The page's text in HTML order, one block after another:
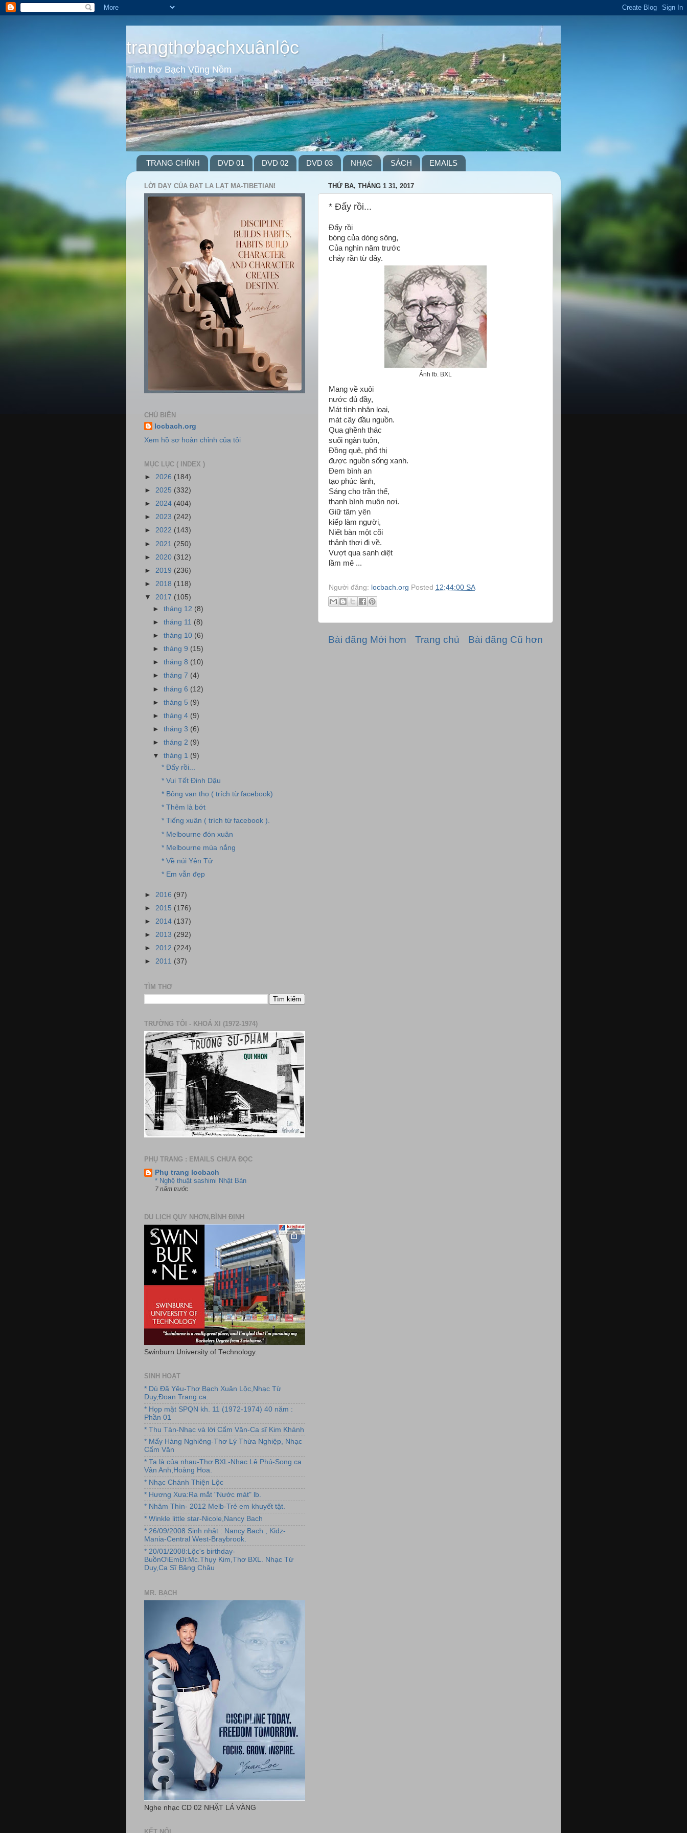
trangthơbạchxuânlộc
Tình thơ Bạch Vũng Nồm
TRANG CHÍNH DVD 01 DVD 02 DVD 03 NHẠC SÁCH EMAILS
THỨ BA, THÁNG 1 31, 2017
* Đấy rồi...
Đấy rồi
bóng của dòng sông,
Của nghìn năm trước
chảy rần từ đây.
Ảnh fb. BXL
Mang về xuôi
nước đủ đầy,
Mát tình nhân loại,
mát cây đầu nguồn.
Qua ghềnh thác
suối ngàn tuôn,
Đồng quê, phố thị
được nguồn sống xanh.
Đem bình an
tạo phúc lành,
Sáng cho trần thế,
thanh bình muôn nơi.
Giữ tâm yên
kiếp làm người,
Niết bàn một cõi
thảnh thơi đi về.
Vượt qua sanh diệt
lầm mê ...
Người đăng: locbach.org Posted 12:44:00 SA
Bài đăng Mới hơn Bài đăng Cũ hơn
Trang chủ
LỜI DẠY CỦA ĐẠT LA LẠT MA-TIBETIAN!
CHỦ BIÊN
locbach.org
Xem hồ sơ hoàn chỉnh của tôi
MỤC LỤC ( INDEX )
► 2026 (184)
► 2025 (332)
► 2024 (404)
► 2023 (242)
► 2022 (143)
► 2021 (250)
► 2020 (312)
► 2019 (236)
► 2018 (118)
▼ 2017 (105)
►tháng 12 (8)
►tháng 11 (8)
►tháng 10 (6)
►tháng 9 (15)
►tháng 8 (10)
►tháng 7 (4)
►tháng 6 (12)
►tháng 5 (9)
►tháng 4 (9)
►tháng 3 (6)
►tháng 2 (9)
▼tháng 1 (9)
* Đấy rồi...
* Vui Tết Đinh Dậu
* Bông vạn thọ ( trích từ facebook)
* Thêm là bớt
* Tiếng xuân ( trích từ facebook ).
* Melbourne đón xuân
* Melbourne mùa nắng
* Về núi Yên Tử
* Em vẫn đẹp
► 2016 (97)
► 2015 (176)
► 2014 (137)
► 2013 (292)
► 2012 (224)
► 2011 (37)
TÌM THƠ
TRƯỜNG TÔI - KHOÁ XI (1972-1974)
PHỤ TRANG : EMAILS CHƯA ĐỌC
Phụ trang locbach
* Nghệ thuật sashimi Nhật Bản
7 năm trước
DU LỊCH QUY NHƠN,BÌNH ĐỊNH
Swinburn University of Technology.
SINH HOẠT
* Dù Đã Yêu-Thơ Bạch Xuân Lộc,Nhạc Từ
Duy,Đoan Trang ca.
* Họp mặt SPQN kh. 11 (1972-1974) 40 năm :
Phần 01
* Thu Tàn-Nhạc và lời Cẩm Văn-Ca sĩ Kim Khánh
* Mấy Hàng Nghiêng-Thơ Lý Thừa Nghiệp, Nhạc
Cẩm Văn
* Ta là của nhau-Thơ BXL-Nhạc Lê Phú-Song ca
Vân Anh,Hoàng Hoa.
* Nhạc Chánh Thiện Lộc
* Hương Xưa:Ra mắt "Nước mát" lb.
* Nhâm Thìn- 2012 Melb-Trẻ em khuyết tật.
* Winkle little star-Nicole,Nancy Bach
* 26/09/2008 Sinh nhật : Nancy Bach , Kidz-
Mania-Central West-Braybrook.
* 20/01/2008:Lộc's birthday-
BuồnƠiEmĐi:Mc.Thụy Kim,Thơ BXL. Nhạc Từ
Duy,Ca Sĩ Băng Châu
MR. BẠCH
Nghe nhạc CD 02 NHẶT LÁ VÀNG
KẾT NỐI